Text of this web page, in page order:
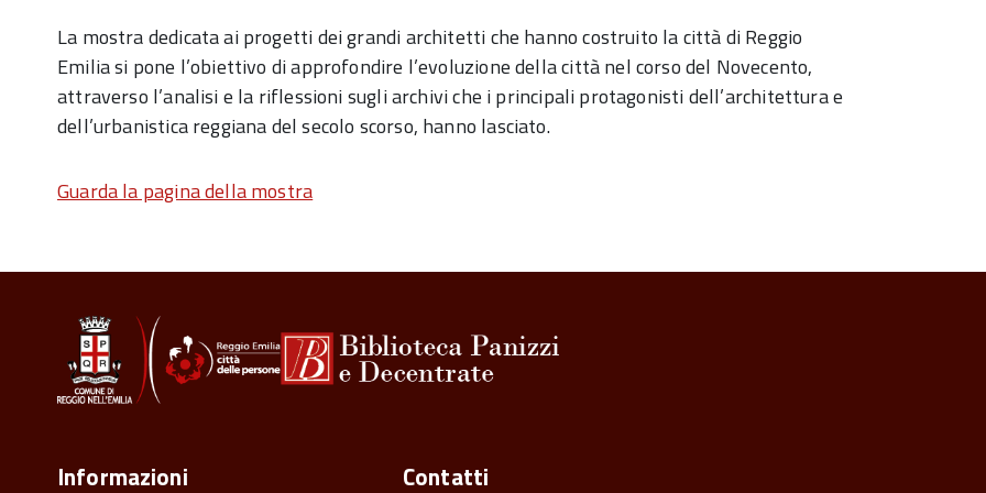
La mostra dedicata ai progetti dei grandi architetti che hanno costruito la città di Reggio
Emilia si pone l’obiettivo di approfondire l’evoluzione della città nel corso del Novecento,
attraverso l’analisi e la riflessioni sugli archivi che i principali protagonisti dell’architettura e
dell’urbanistica reggiana del secolo scorso, hanno lasciato.
Guarda la pagina della mostra
Informazioni Contatti